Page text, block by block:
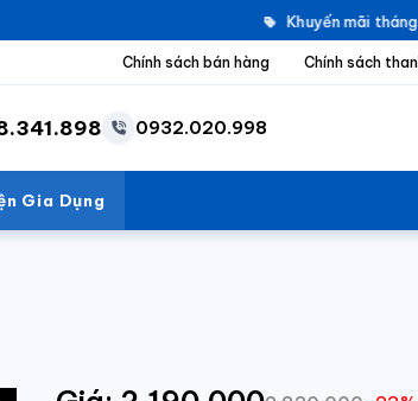
Khuyến mãi tháng
Chính sách bán hàng Chính sách
0932.020.998
Gia Dụng